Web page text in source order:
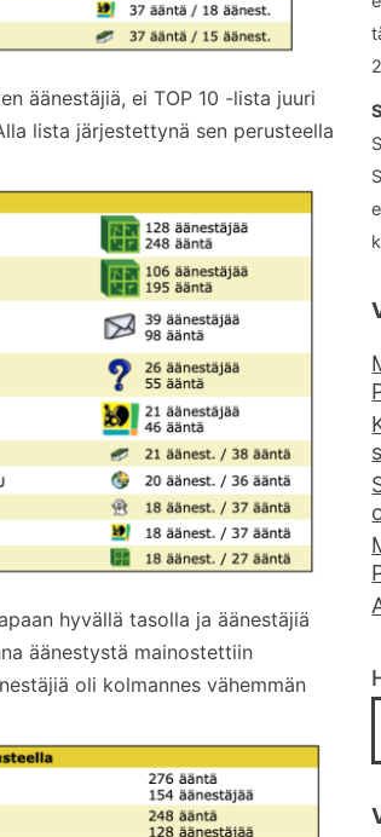
äänestäjiä, ei TOP 10 -lista juuri
lista järjestettynä sen perusteella
hyvällä tasolla ja äänestäjiä
äänestystä mainostettiin
oli kolmannes vähemmän